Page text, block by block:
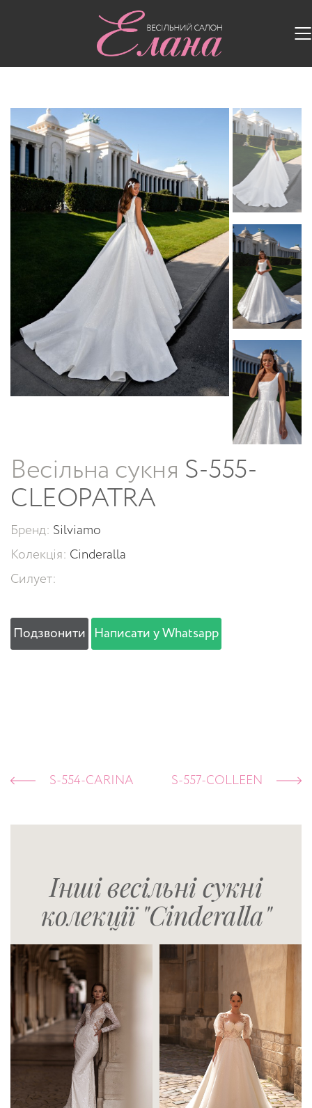
Весільні сукні/
Весільна сукня S-555-
CLEOPATRA
Бренд: Silviamo
Колекція: Cinderalla
Силует:
Подзвонити Написати у Whatsapp
S-554-CARINA S-557-COLLEEN
Інші весільні сукні
колекції "Cinderalla"